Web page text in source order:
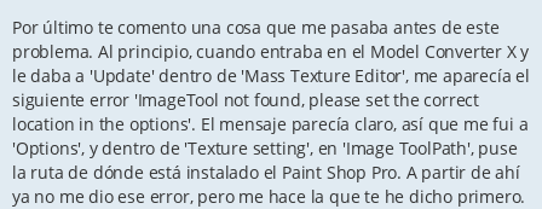
Por último te comento una cosa que me pasaba antes de este
problema. Al principio, cuando entraba en el Model Converter X y
le daba a 'Update' dentro de 'Mass Texture Editor', me aparecía el
siguiente error 'ImageTool not found, please set the correct
location in the options'. El mensaje parecía claro, así que me fui a
'Options', y dentro de 'Texture setting', en 'Image ToolPath', puse
la ruta de dónde está instalado el Paint Shop Pro. A partir de ahí
ya no me dio ese error, pero me hace la que te he dicho primero.